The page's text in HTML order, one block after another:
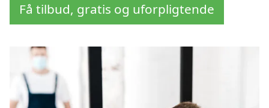
Få tilbud, gratis og uforpligtende